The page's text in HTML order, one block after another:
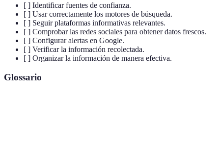
[ ] Identificar fuentes de confianza.
[ ] Usar correctamente los motores de búsqueda.
[ ] Seguir plataformas informativas relevantes.
[ ] Comprobar las redes sociales para obtener datos frescos.
[ ] Configurar alertas en Google.
[ ] Verificar la información recolectada.
[ ] Organizar la información de manera efectiva.
Glossario